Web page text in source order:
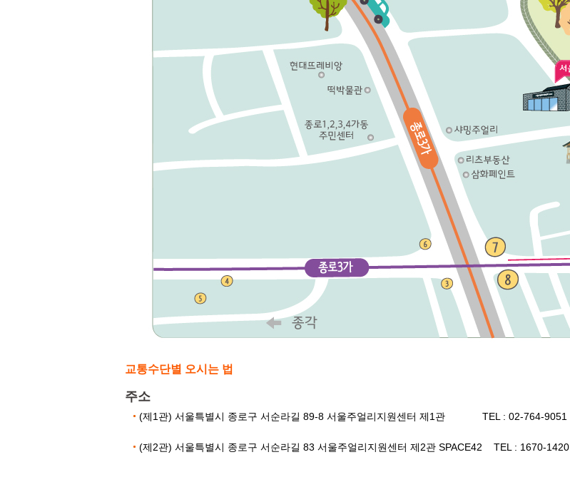
교통수단별 오시는 법
주소
(제1관) 서울특별시 종로구 서순라길 89-8 서울주얼리지원센터 제1관 TEL : 02-764-9051
(제2관) 서울특별시 종로구 서순라길 83 서울주얼리지원센터 제2관 SPACE42 TEL : 1670-1420